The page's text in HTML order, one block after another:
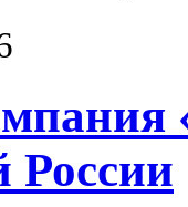
России